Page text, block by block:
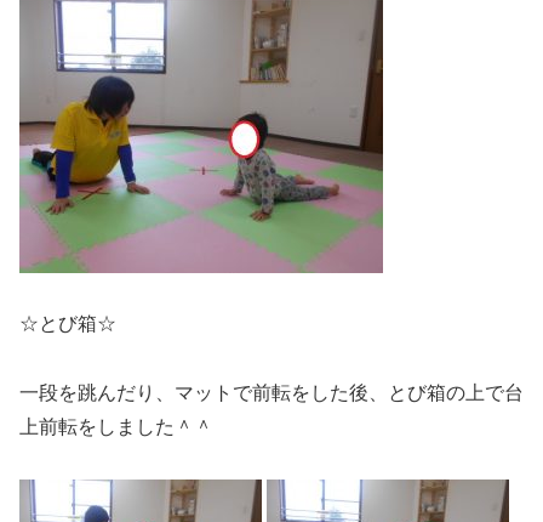
☆とび箱☆
一段を跳んだり、マットで前転をした後、とび箱の上で台
上前転をしました＾＾